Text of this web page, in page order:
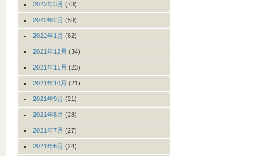
2022年3月 (73)
2022年2月 (59)
2022年1月 (62)
2021年12月 (34)
2021年11月 (23)
2021年10月 (21)
2021年9月 (21)
2021年8月 (28)
2021年7月 (27)
2021年6月 (24)